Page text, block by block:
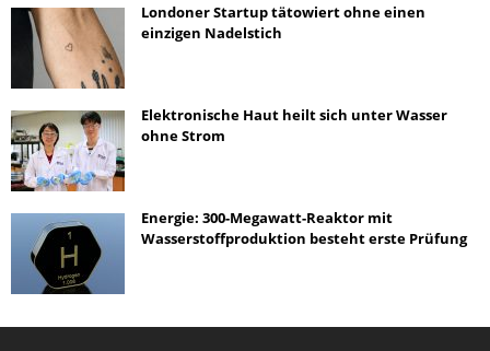
Londoner Startup tätowiert ohne einen
einzigen Nadelstich
Elektronische Haut heilt sich unter Wasser
ohne Strom
Energie: 300-Megawatt-Reaktor mit
Wasserstoffproduktion besteht erste Prüfung